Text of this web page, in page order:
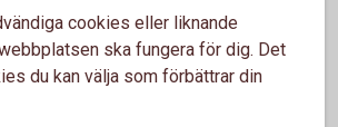
känslig information i sociala medier.
kanaler och vi kan endast svara på
cookies eller liknande
ska fungera för dig. Det
du kan välja som förbättrar din